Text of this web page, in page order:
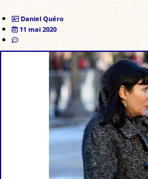
Daniel Quéro
11 mai 2020